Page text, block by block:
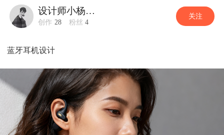
设计师小杨先生
创作 28 粉丝 4
关注
蓝牙耳机设计